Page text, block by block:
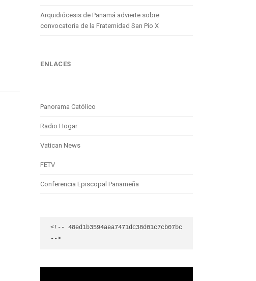
Arquidiócesis de Panamá advierte sobre
convocatoria de la Fraternidad San Pío X
ENLACES
Panorama Católico
Radio Hogar
Vatican News
FETV
Conferencia Episcopal Panameña
<!-- 48ed1b3594aea7471dc38d01c7cb07bc
-->